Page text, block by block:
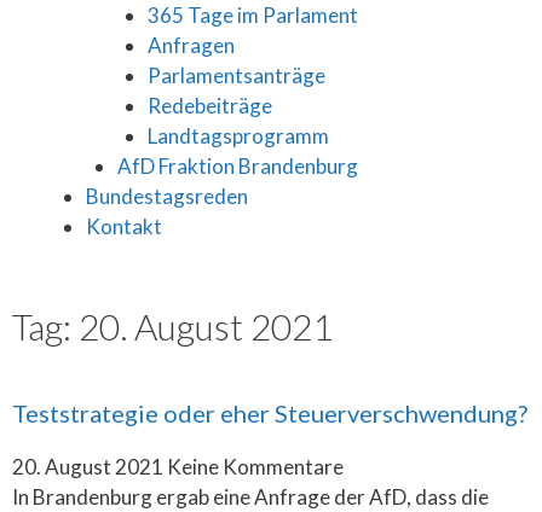
365 Tage im Parlament
Anfragen
Parlamentsanträge
Redebeiträge
Landtagsprogramm
AfD Fraktion Brandenburg
Bundestagsreden
Kontakt
Tag: 20. August 2021
Teststrategie oder eher Steuerverschwendung?
20. August 2021 Keine Kommentare
In Brandenburg ergab eine Anfrage der AfD, dass die